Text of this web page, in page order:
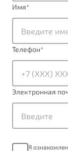
Имя*
Телефон*
Электронная
Я